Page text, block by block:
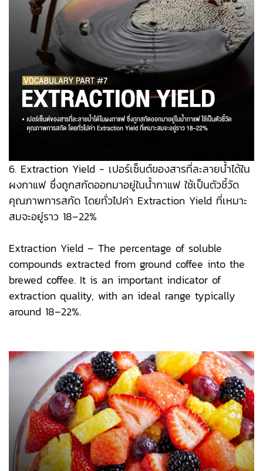
6. Extraction Yield - เปอร์เซ็นต์ของสารที่ละลายน้ำได้ใน
ผงกาแฟ ซึ่งถูกสกัดออกมาอยู่ในน้ำกาแฟ ใช้เป็นตัวชี้วัด
คุณภาพการสกัด โดยทั่วไปค่า Extraction Yield ที่เหมาะ
สมจะอยู่ราว 18–22%
Extraction Yield – The percentage of soluble
compounds extracted from ground coffee into the
brewed coffee. It is an important indicator of
extraction quality, with an ideal range typically
around 18–22%.